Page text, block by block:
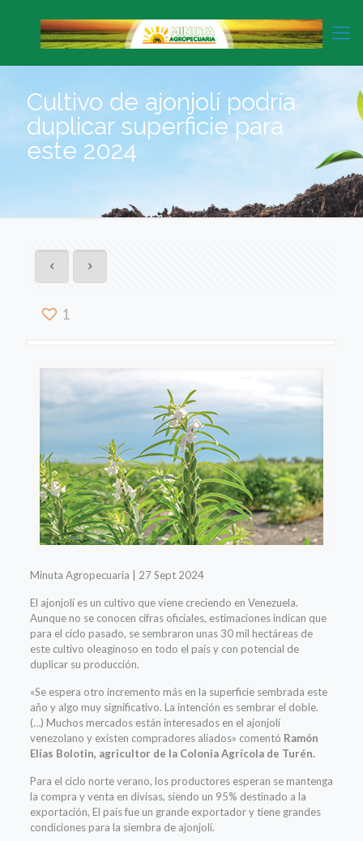
Cultivo de ajonjolí podría
duplicar superficie para
este 2024
1
Minuta Agropecuaria | 27 Sept 2024
El ajonjolí es un cultivo que viene creciendo en Venezuela.
Aunque no se conocen cifras oficiales, estimaciones indican que
para el ciclo pasado, se sembraron unas 30 mil hectáreas de
este cultivo oleaginoso en todo el país y con potencial de
duplicar su producción.
«Se espera otro incremento más en la superficie sembrada este
año y algo muy significativo. La intención es sembrar el doble.
(…) Muchos mercados están interesados en el ajonjolí
venezolano y existen compradores aliados» comentó Ramón
Elías Bolotin, agricultor de la Colonia Agrícola de Turén.
Para el ciclo norte verano, los productores esperan se mantenga
la compra y venta en divisas, siendo un 95% destinado a la
exportación, El país fue un grande exportador y tiene grandes
condiciones para la siembra de ajonjolí.